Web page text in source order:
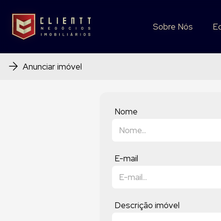
Sobre Nós
Sobre Nós
Anunciar imóvel
Nome
E-mail
Descrição imóvel